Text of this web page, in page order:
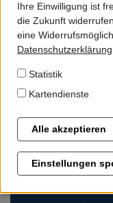
Gremien
Geschäftsstelle
Alternative
Flexible
Automatische
Verbandsgebietes
Northeim
ZVSN und Landkreis
Northeim zur
Tarifgutachten ein.
Veranstaltung wird
Ihre Einwilligung ist
die Zukunft
eine
Datenschutzerklärung
Statistik
Kartendienste
Alle akzeptieren
Einstellungen